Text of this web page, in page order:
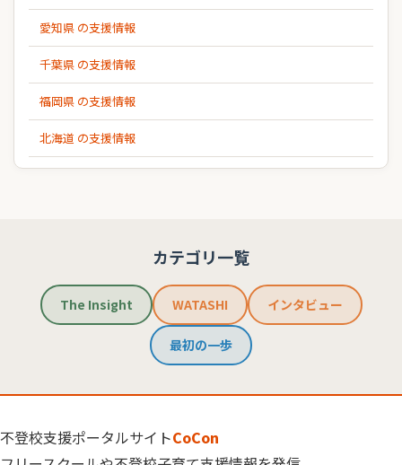
愛知県 の支援情報
千葉県 の支援情報
福岡県 の支援情報
北海道 の支援情報
カテゴリ一覧
The Insight WATASHI インタビュー
最初の一歩
不登校支援ポータルサイトCoCon